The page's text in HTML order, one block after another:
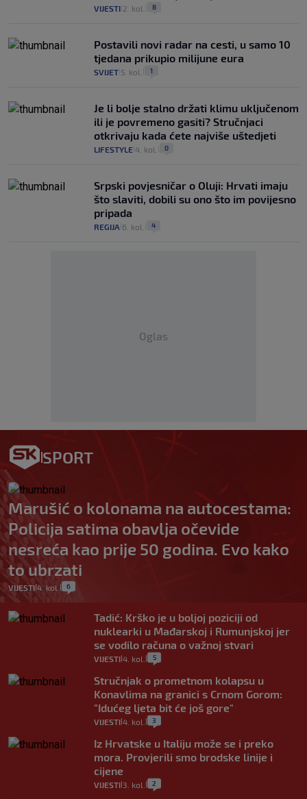
VIJESTI 2. kol. 8
Postavili novi radar na cesti, u samo 10
tjedana prikupio milijune eura
SVIJET 5. kol. 1
Je li bolje stalno držati klimu uključenom
ili je povremeno gasiti? Stručnjaci
otkrivaju kada ćete najviše uštedjeti
LIFESTYLE 4. kol. 0
Srpski povjesničar o Oluji: Hrvati imaju
što slaviti, dobili su ono što im povijesno
pripada
REGIJA 6. kol. 4
Oglas
SPORT
Marušić o kolonama na autocestama:
Policija satima obavlja očevide
nesreća kao prije 50 godina. Evo kako
to ubrzati
VIJESTI 4. kol. 6
Tadić: Krško je u boljoj poziciji od
nuklearki u Mađarskoj i Rumunjskoj jer
se vodilo računa o važnoj stvari
VIJESTI 4. kol. 5
Stručnjak o prometnom kolapsu u
Konavlima na granici s Crnom Gorom:
"Idućeg ljeta bit će još gore"
VIJESTI 4. kol. 3
Iz Hrvatske u Italiju može se i preko
mora. Provjerili smo brodske linije i
cijene
VIJESTI 3. kol. 2